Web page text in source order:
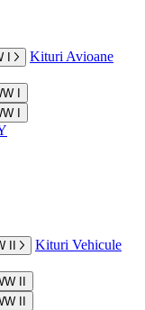
I
Kituri Avioane
I
I
II
Kituri Vehicule
II
II